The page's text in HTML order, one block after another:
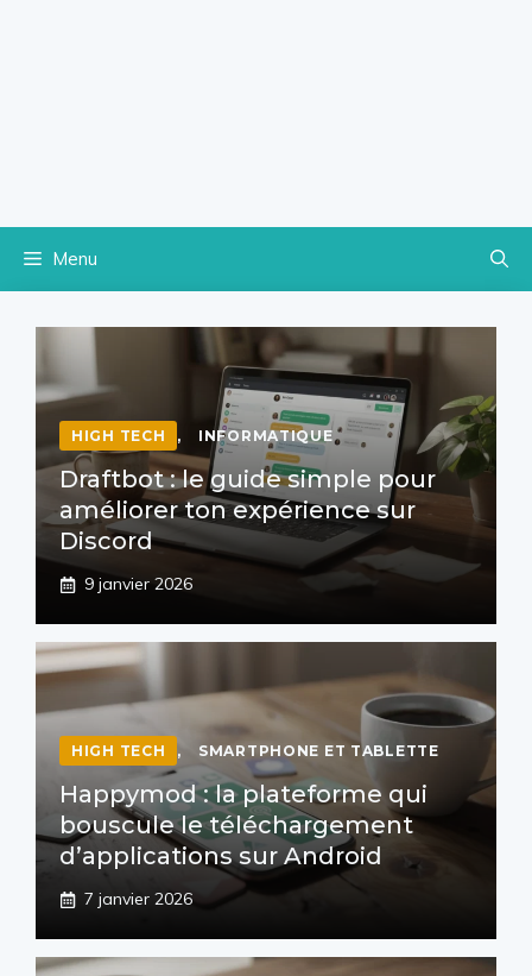
Menu
HIGH TECH , INFORMATIQUE
Draftbot : le guide simple pour
améliorer ton expérience sur
Discord
9 janvier 2026
HIGH TECH , SMARTPHONE ET TABLETTE
Happymod : la plateforme qui
bouscule le téléchargement
d’applications sur Android
7 janvier 2026